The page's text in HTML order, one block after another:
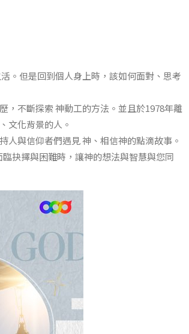
。但是回到個人身上時，該如何面對、思考
，不斷探索 神動工的方法。並且於1978年離
文化背景的人。
人與信仰者們遇見 神、相信神的點滴故事。
抉擇與困難時，讓神的想法與智慧與您同